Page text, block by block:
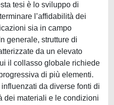
tesi è lo sviluppo di
l’affidabilità dei
sia in campo
generale, strutture di
da un elevato
il collasso globale richiede
di più elementi.
da diverse fonti di
dei materiali e le condizioni